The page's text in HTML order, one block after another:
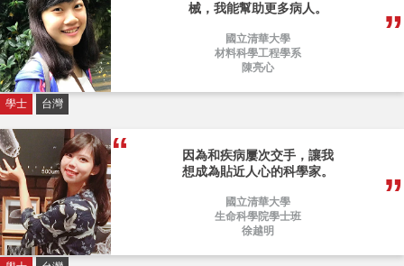
械，我能幫助更多病人。
國立清華大學
材料科學工程學系
陳亮心
學士 台灣
因為和疾病屢次交手，讓我
想成為貼近人心的科學家。
國立清華大學
生命科學院學士班
徐越明